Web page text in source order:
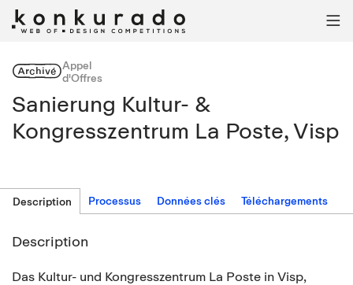

ArchivéAppel
d'Offres
Sanierung Kultur- &
Kongresszentrum La Poste, Visp
Description Processus Données clés Téléchargements
Description
Das Kultur- und Kongresszentrum La Poste in Visp,